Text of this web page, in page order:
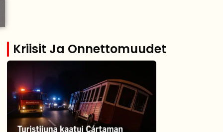
Kriisit Ja Onnettomuudet